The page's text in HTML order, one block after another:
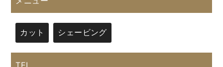
カット シェービング
TEL